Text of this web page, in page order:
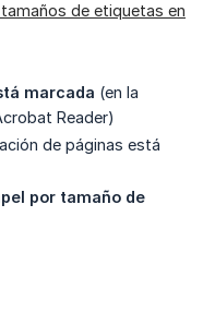
de etiquetas en
marcada (en la
Reader)
de páginas está
por tamaño de